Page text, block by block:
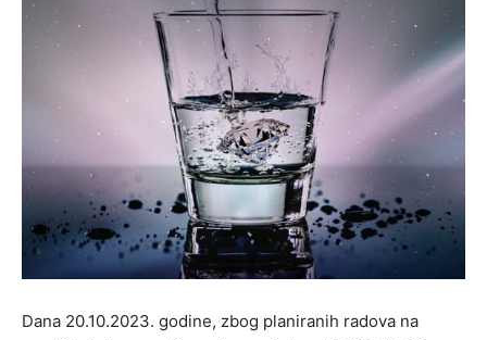
Dana 20.10.2023. godine, zbog planiranih radova na